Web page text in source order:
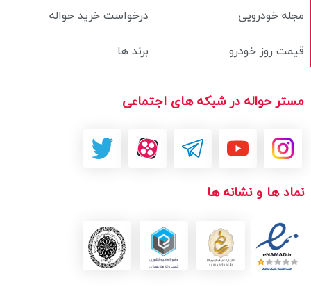
درخواست خرید حواله
برند ها
مجله خودرویی
قیمت روز خودرو
مستر حواله در شبکه های اجتماعی
نماد ها و نشانه ها